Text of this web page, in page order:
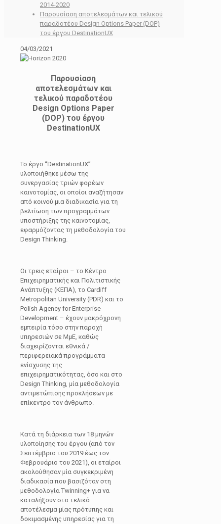
2014-2020
Παρουσίαση αποτελεσμάτων και τελικού
παραδοτέου Design Options Paper (DOP)
του έργου DestinationUX
04/03/2021
Παρουσίαση
αποτελεσμάτων και
τελικού παραδοτέου
Design Options Paper
(DOP) του έργου
DestinationUX
Το έργο “DestinationUX”
υλοποιήθηκε μέσω της
συνεργασίας τριών φορέων
καινοτομίας, οι οποίοι αναζήτησαν
από κοινού μια διαδικασία για τη
βελτίωση των προγραμμάτων
υποστήριξης της καινοτομίας,
εφαρμόζοντας τη μεθοδολογία του
Design Thinking.
Οι τρεις εταίροι – το Κέντρο
Επιχειρηματικής και Πολιτιστικής
Ανάπτυξης (KEΠA), το Cardiff
Metropolitan University (PDR) και το
Polish Agency for Enterprise
Development – έχουν μακρόχρονη
εμπειρία τόσο στην παροχή
υπηρεσιών σε ΜμΕ, καθώς
διαχειρίζονται εθνικά /
περιφερειακά προγράμματα
ενίσχυσης της
επιχειρηματικότητας, όσο και στο
Design Thinking, μία μεθοδολογία
αντιμετώπισης προκλήσεων με
επίκεντρο τον άνθρωπο.
Κατά τη διάρκεια των 18 μηνών
υλοποίησης του έργου (από τον
Σεπτέμβριο του 2019 έως τον
Φεβρουάριο του 2021), οι εταίροι
ακολούθησαν μία συγκεκριμένη
διαδικασία που βασιζόταν στη
μεθοδολογία Twinning+ για να
καταλήξουν στο τελικό
αποτέλεσμα μίας πρότυπης και
δοκιμασμένης υπηρεσίας για τη